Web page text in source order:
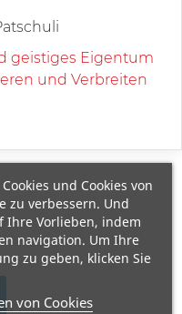
geistiges Eigentum
und Verbreiten
und Cookies von
zu verbessern. Und
Ihre Vorlieben, indem
navigation. Um Ihre
zu geben, klicken Sie
von Cookies